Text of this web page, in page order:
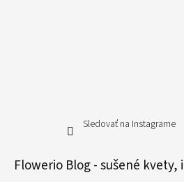
Sledovať na Instagrame
Flowerio Blog - sušené